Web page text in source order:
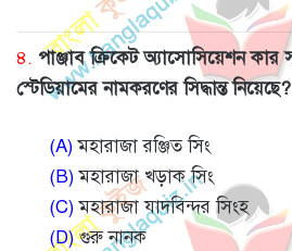
৪. পাঞ্জাব ক্রিকেট অ্যাসোসিয়েশন কার
স্টেডিয়ামের নামকরণের সিদ্ধান্ত নিয়েছে?
(A)মহারাজা রঞ্জিত সিং
(B)মহারাজা খড়াক সিং
(C)মহারাজা যাদবিন্দর সিংহ
(D)গুরু নানক